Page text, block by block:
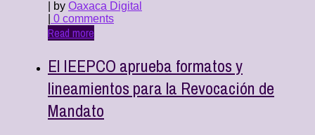
| by Oaxaca Digital
0 comments
Read more
El IEEPCO aprueba formatos y
lineamientos para la Revocación de
Mandato